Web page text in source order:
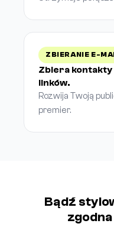
ZBIERANIE E-
Zbiera kontakty
linków.
Rozwija Twoją
premier.
Bądź